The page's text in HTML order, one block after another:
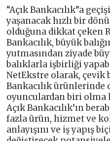
“Açık Bankacılık”a
yaşanacak hızlı bir
olduğuna dikkat çeken
Bankacılık, büyük
yutmasından ziyade
balıklarla işbirliği
NetEkstre olarak, çevik
Bankacılık ürünlerinde
oyunculardan biri olma
Açık Bankacılık’ın
fazla ürün, hizmet ve
anlayışını ve iş yapış